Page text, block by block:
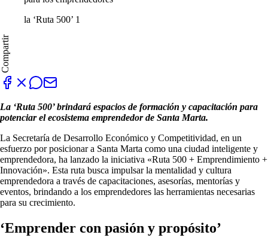
la ‘Ruta 500’ 1
Compartir
La ‘Ruta 500’ brindará espacios de formación y capacitación para
potenciar el ecosistema emprendedor de Santa Marta.
La Secretaría de Desarrollo Económico y Competitividad, en un
esfuerzo por posicionar a Santa Marta como una ciudad inteligente y
emprendedora, ha lanzado la iniciativa «Ruta 500 + Emprendimiento +
Innovación». Esta ruta busca impulsar la mentalidad y cultura
emprendedora a través de capacitaciones, asesorías, mentorías y
eventos, brindando a los emprendedores las herramientas necesarias
para su crecimiento.
‘Emprender con pasión y propósito’